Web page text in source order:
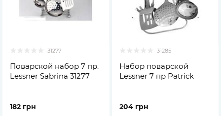
31277
Поварской набор 7 пр.
Lessner Sabrina 31277
182 грн
31285
Набор поварской
Lessner 7 пр Patrick
204 грн